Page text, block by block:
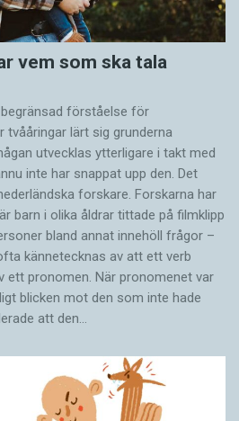
vem som ska tala
förståelse för
tvååringar lärt sig grunderna
utvecklas ytterligare i takt med
inte har snappat upp den. Det
forskare. Forskarna har
barn i olika åldrar tittade på filmklipp
bland annat innehöll frågor –
kännetecknas av att ett verb
ett pronomen. När pronomenet var
blicken mot den som inte hade
att den…